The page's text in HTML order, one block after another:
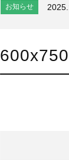
お知らせ
お知らせ